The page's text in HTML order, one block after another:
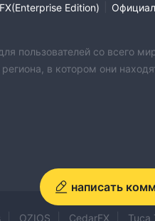
написать
Edition)
пользователей со всего
в котором они
OZIOS CedarFX Tuca